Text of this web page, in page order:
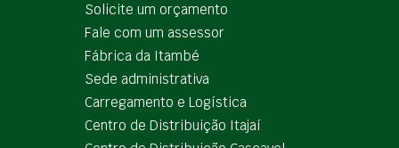
Solicite um orçamento
Fale com um assessor
Fábrica da Itambé
Sede administrativa
Carregamento e Logística
Centro de Distribuição Itajaí